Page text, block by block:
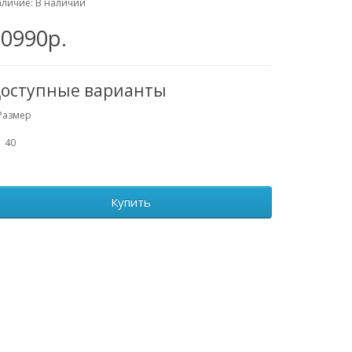
В наличии
варианты
40
Купить